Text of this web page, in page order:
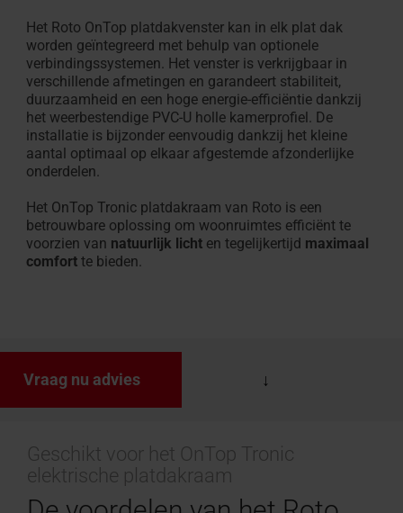
Het Roto OnTop platdakvenster kan in elk plat dak
worden geïntegreerd met behulp van optionele
verbindingssystemen. Het venster is verkrijgbaar in
verschillende afmetingen en garandeert stabiliteit,
duurzaamheid en een hoge energie-efficiëntie dankzij
het weerbestendige PVC-U holle kamerprofiel. De
installatie is bijzonder eenvoudig dankzij het kleine
aantal optimaal op elkaar afgestemde afzonderlijke
onderdelen.
Het OnTop Tronic platdakraam van Roto is een
betrouwbare oplossing om woonruimtes efficiënt te
voorzien van natuurlijk lichten tegelijkertijd maximaal
comfortte bieden.
Vraag nu advies
Geschikt voor het OnTop Tronic
elektrische platdakraam